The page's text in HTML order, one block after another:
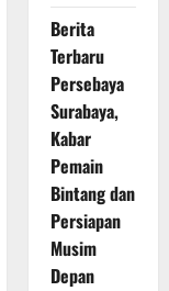
Berita
Terbaru
Persebaya
Surabaya,
Kabar
Pemain
Bintang dan
Persiapan
Musim
Depan